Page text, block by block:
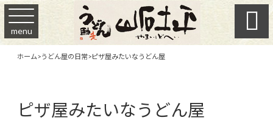
menu 
ホーム>うどん屋の日常>ピザ屋みたいなうどん屋
ピザ屋みたいなうどん屋